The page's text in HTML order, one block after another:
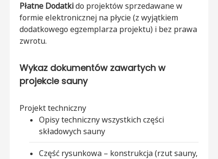
Płatne Dodatkido projektów sprzedawane w
formie elektronicznej na płycie (z wyjątkiem
dodatkowego egzemplarza projektu) i bez prawa
zwrotu.
Wykaz dokumentów zawartych w
projekcie sauny
Projekt techniczny
Opisy techniczny wszystkich części
składowych sauny
Część rysunkowa – konstrukcja (rzut sauny,